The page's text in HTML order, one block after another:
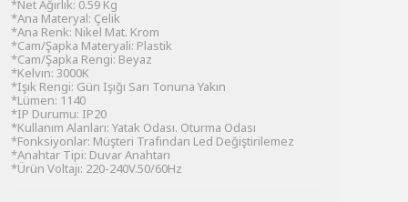
*Net Ağırlık: 0.59 Kg
*Ana Materyal: Çelik
*Ana Renk: Nikel Mat. Krom
*Cam/Şapka Materyali: Plastik
*Cam/Şapka Rengi: Beyaz
*Kelvın: 3000K
*Işık Rengi: Gün Işığı Sarı Tonuna Yakın
*Lümen: 1140
*IP Durumu: IP20
*Kullanım Alanları: Yatak Odası. Oturma Odası
*Fonksiyonlar: Müşteri Trafından Led Değiştirilemez
*Anahtar Tipi: Duvar Anahtarı
*Ürün Voltajı: 220-240V.50/60Hz